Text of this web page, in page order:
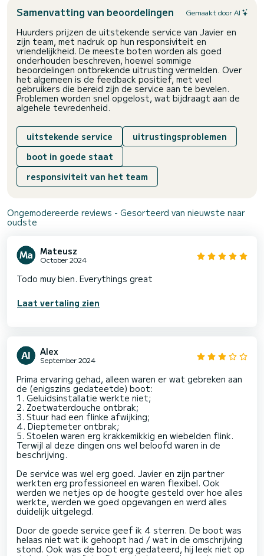
Samenvatting van beoordelingen Gemaakt door AI
Huurders prijzen de uitstekende service van Javier en
zijn team, met nadruk op hun responsiviteit en
vriendelijkheid. De meeste boten worden als goed
onderhouden beschreven, hoewel sommige
beoordelingen ontbrekende uitrusting vermelden. Over
het algemeen is de feedback positief, met veel
gebruikers die bereid zijn de service aan te bevelen.
Problemen worden snel opgelost, wat bijdraagt aan de
algehele tevredenheid.
uitstekende service
uitrustingsproblemen
boot in goede staat
responsiviteit van het team
Ongemodereerde reviews - Gesorteerd van nieuwste naar
oudste
Mateusz
October 2024
Todo muy bien. Everythings great
Laat vertaling zien
Alex
September 2024
Prima ervaring gehad, alleen waren er wat gebreken aan
de (enigszins gedateetde) boot:
1. Geluidsinstallatie werkte niet;
2. Zoetwaterdouche ontbrak;
3. Stuur had een flinke afwijking;
4. Dieptemeter ontbrak;
5. Stoelen waren erg krakkemikkig en wiebelden flink.
Terwijl al deze dingen ons wel beloofd waren in de
beschrijving.
De service was wel erg goed. Javier en zijn partner
werkten erg professioneel en waren flexibel. Ook
werden we netjes op de hoogte gesteld over hoe alles
werkte, werden we goed opgevangen en werd alles
duidelijk uitgelegd.
Door de goede service geef ik 4 sterren. De boot was
helaas niet wat ik gehoopt had / wat in de omschrijving
stond. Ook was de boot erg gedateerd, hij leek niet op